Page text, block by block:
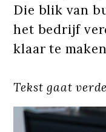
Die blik van
het bedrijf
klaar te
Tekst gaat